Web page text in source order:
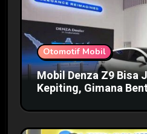
Otomotif Mobil
Mobil Denza Z9 Bisa
Kepiting, Gimana